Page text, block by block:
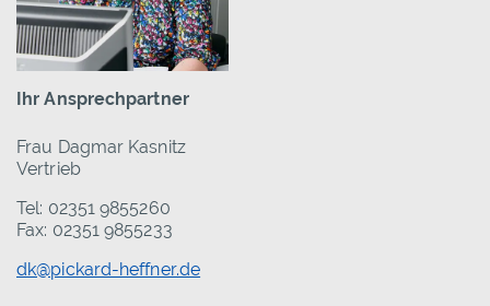
Ihr Ansprechpartner
Frau Dagmar Kasnitz
Vertrieb
Tel: 02351 9855260
Fax: 02351 9855233
dk@pickard-heffner.de